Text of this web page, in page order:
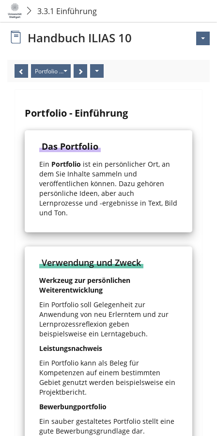
3.3.1 Einführung
Handbuch ILIAS 10
Portfolio - Einführung
Portfolio - Einführung
Das Portfolio
Ein Portfolio ist ein persönlicher Ort, an
dem Sie Inhalte sammeln und
veröffentlichen können. Dazu gehören
persönliche Ideen, aber auch
Lernprozesse und -ergebnisse in Text, Bild
und Ton.
Verwendung und Zweck
Werkzeug zur persönlichen
Weiterentwicklung
Ein Portfolio soll Gelegenheit zur
Anwendung von neu Erlerntem und zur
Lernprozessreflexion geben
beispielsweise ein Lerntagebuch.
Leistungsnachweis
Ein Portfolio kann als Beleg für
Kompetenzen auf einem bestimmten
Gebiet genutzt werden beispielsweise ein
Projektbericht.
Bewerbungportfolio
Ein sauber gestaltetes Portfolio stellt eine
gute Bewerbungsgrundlage dar.